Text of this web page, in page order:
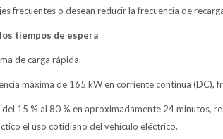
frecuentes o desean reducir la frecuencia de
tiempos de espera
de carga rápida.
máxima de 165 kW en corriente continua (DC),
15 % al 80 % en aproximadamente 24 minutos,
el uso cotidiano del vehículo eléctrico.